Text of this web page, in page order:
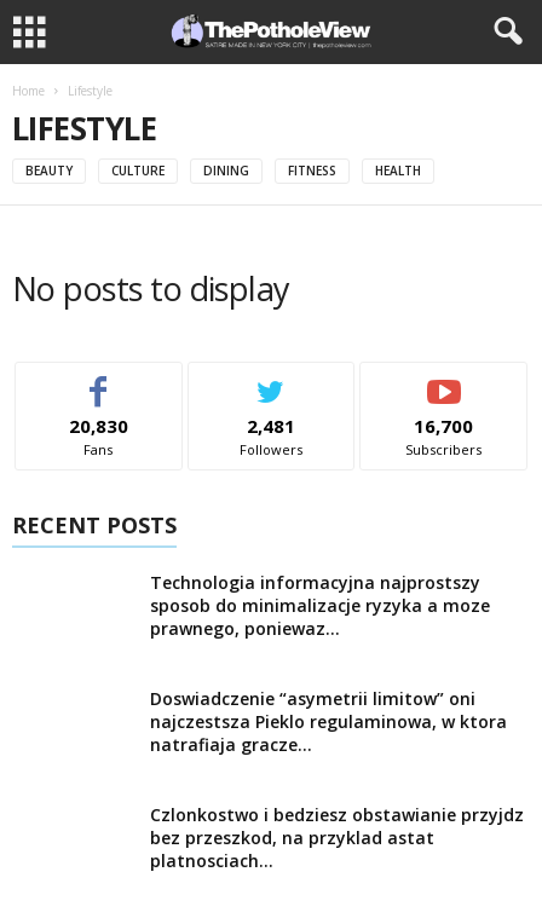
Home Lifestyle
LIFESTYLE
BEAUTY CULTURE DINING FITNESS HEALTH
No posts to display
20,830
Fans
2,481
Followers
16,700
Subscribers
RECENT POSTS
Technologia informacyjna najprostszy
sposob do minimalizacje ryzyka a moze
prawnego, poniewaz...
Doswiadczenie “asymetrii limitow” oni
najczestsza Pieklo regulaminowa, w ktora
natrafiaja gracze...
Czlonkostwo i bedziesz obstawianie przyjdz
bez przeszkod, na przyklad astat
platnosciach...